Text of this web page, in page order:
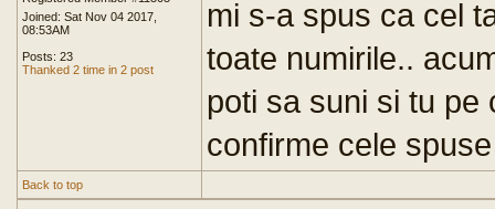
Joined: Sat Nov 04 2017,
08:53AM
Posts: 23
Thanked 2 time in 2 post
mi s-a spus ca cel
toate numirile..
poti sa suni si tu pe
confirme cele
Back to top